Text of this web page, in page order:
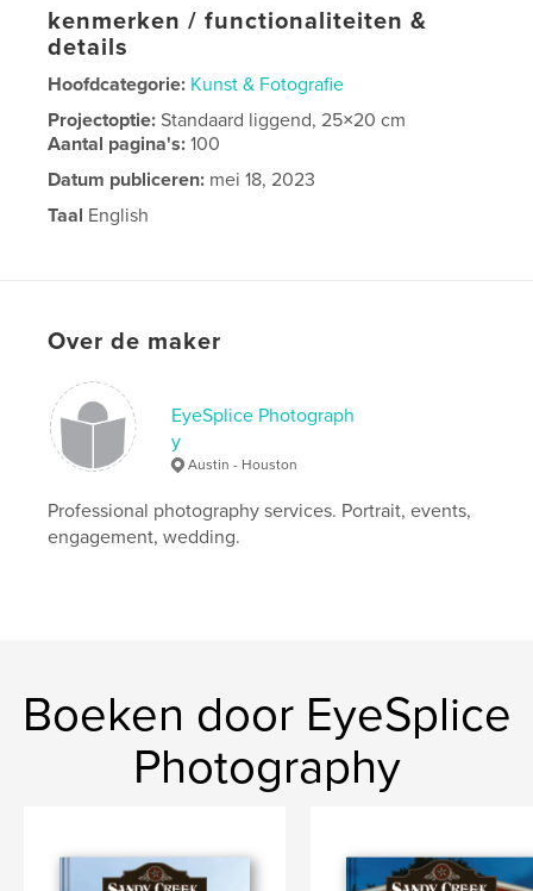
kenmerken / functionaliteiten &
details
Hoofdcategorie: Kunst & Fotografie
Projectoptie:Standaard liggend, 25×20 cm
Aantal pagina's:100
Datum publiceren: mei 18, 2023
Taal English
Over de maker
EyeSplice Photograph
y
Austin - Houston
Professional photography services. Portrait, events,
engagement, wedding.
Boeken door EyeSplice
Photography